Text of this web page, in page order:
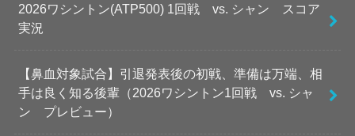
2026ワシントン(ATP500) 1回戦 vs. シャン スコア
実況
【鼻血対象試合】引退発表後の初戦、準備は万端、相
手は良く知る後輩（2026ワシントン1回戦 vs. シャ
ン プレビュー）